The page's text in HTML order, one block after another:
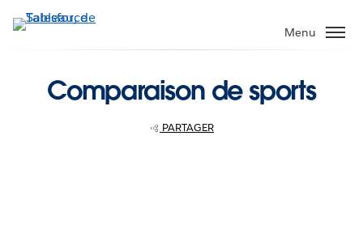
Aller
au
Menu
Comparaison de sports
PARTAGER